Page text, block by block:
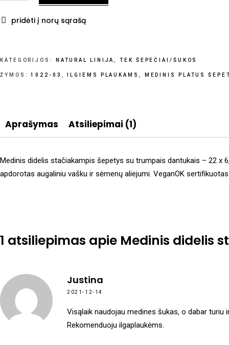
pridėti į norų sąrašą
KATEGORIJOS: NATURAL LINIJA ,TEK ŠEPEČIAI/ŠUKOS
ŽYMOS:1022-03 ILGIEMS PLAUKAMS MEDINIS PLATUS
Aprašymas Atsiliepimai (1)
Medinis didelis stačiakampis šepetys su trumpais dantukais – 22
apdorotas augaliniu vašku ir sėmenų aliejumi. VeganOK
1 atsiliepimas apie Medinis didelis
Justina
2021-12-14
Visąlaik naudojau medines šukas, o dabar turiu
Rekomenduoju ilgaplaukėms.